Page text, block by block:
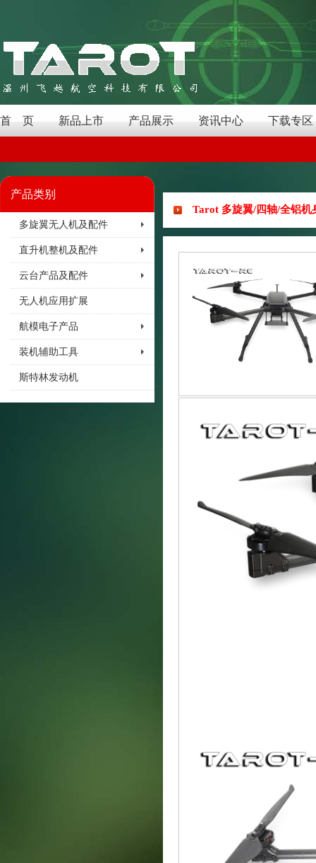
首 页 新品上市 产品展示 资讯中心 下载专区
产品类别
多旋翼无人机及配件
直升机整机及配件
云台产品及配件
无人机应用扩展
航模电子产品
装机辅助工具
斯特林发动机
Tarot 多旋翼/四轴/全铝机